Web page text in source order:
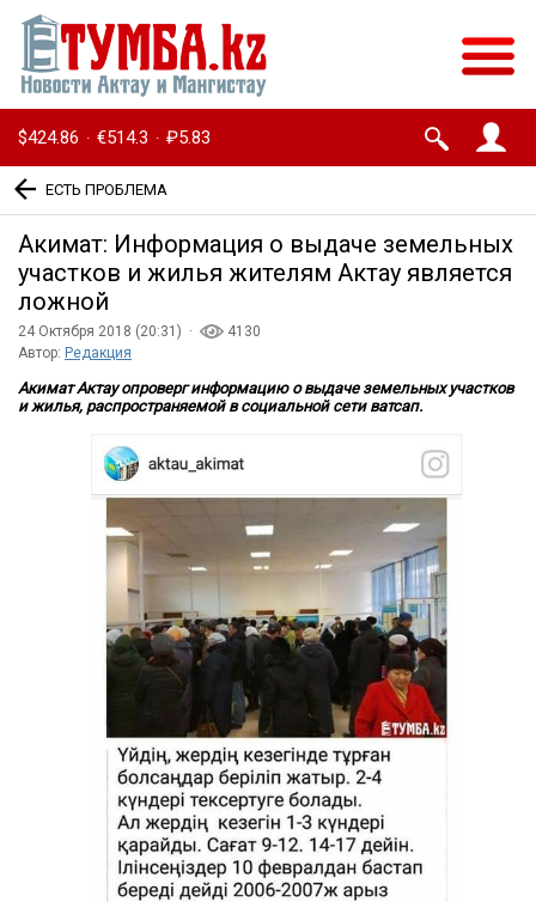
$424.86 · €514.3 · ₽5.83
ЕСТЬ ПРОБЛЕМА
Акимат: Информация о выдаче земельных
участков и жилья жителям Актау является
ложной
24 Октября 2018 (20:31) ·
4130
Автор: Редакция
Акимат Актау опроверг информацию о выдаче земельных участков
и жилья, распространяемой в социальной сети ватсап.